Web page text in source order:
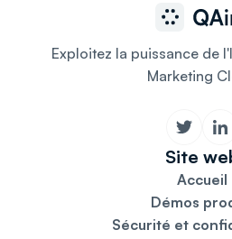
Exploitez la puissance de
Marketing
Site
Accueil
Démos
Sécurité et